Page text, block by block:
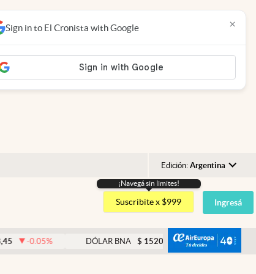
Edición: Argentina
Argentina
España
México
USA
¡Navegá sin limites!
Suscribite x $999 Ingresá
-0.05% DÓLAR BNA $ 1520 0.33 % DÓLAR
Sign in to El Cronista with Google ×